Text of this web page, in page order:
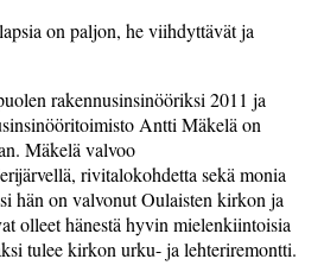
on paljon, he viihdyttävät ja
rakennusinsinööriksi 2011 ja
Antti Mäkelä on
Mäkelä valvoo
rivitalokohdetta sekä monia
hän on valvonut Oulaisten kirkon ja
olleet hänestä hyvin mielenkiintoisia
tulee kirkon urku- ja lehteriremontti.